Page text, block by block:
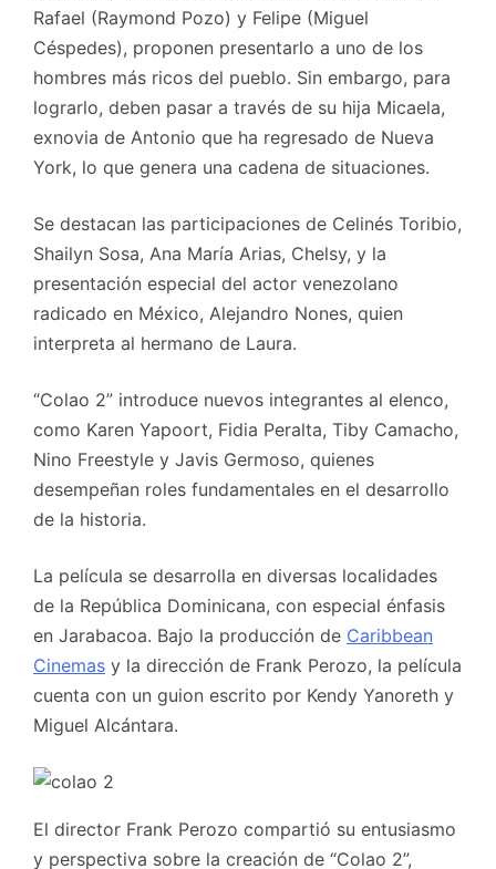
Rafael (Raymond Pozo) y Felipe (Miguel
Céspedes), proponen presentarlo a uno de los
hombres más ricos del pueblo. Sin embargo, para
lograrlo, deben pasar a través de su hija Micaela,
exnovia de Antonio que ha regresado de Nueva
York, lo que genera una cadena de situaciones.
Se destacan las participaciones de Celinés Toribio,
Shailyn Sosa, Ana María Arias, Chelsy, y la
presentación especial del actor venezolano
radicado en México, Alejandro Nones, quien
interpreta al hermano de Laura.
“Colao 2” introduce nuevos integrantes al elenco,
como Karen Yapoort, Fidia Peralta, Tiby Camacho,
Nino Freestyle y Javis Germoso, quienes
desempeñan roles fundamentales en el desarrollo
de la historia.
La película se desarrolla en diversas localidades
de la República Dominicana, con especial énfasis
en Jarabacoa. Bajo la producción de Caribbean
Cinemas y la dirección de Frank Perozo, la película
cuenta con un guion escrito por Kendy Yanoreth y
Miguel Alcántara.
El director Frank Perozo compartió su entusiasmo
y perspectiva sobre la creación de “Colao 2”,